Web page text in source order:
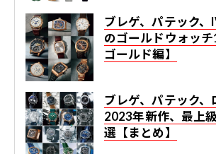
ブレゲ、パテック
のゴールドウォッ
ゴールド編】
ブレゲ、パテック、
2023年新作、最上
選【まとめ】